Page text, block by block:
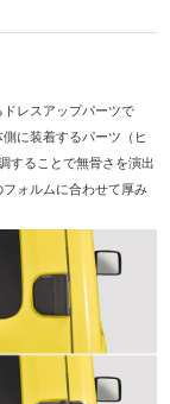
レスアップパーツで
側に装着するパーツ（ヒ
することで無骨さを演出
ォルムに合わせて厚み